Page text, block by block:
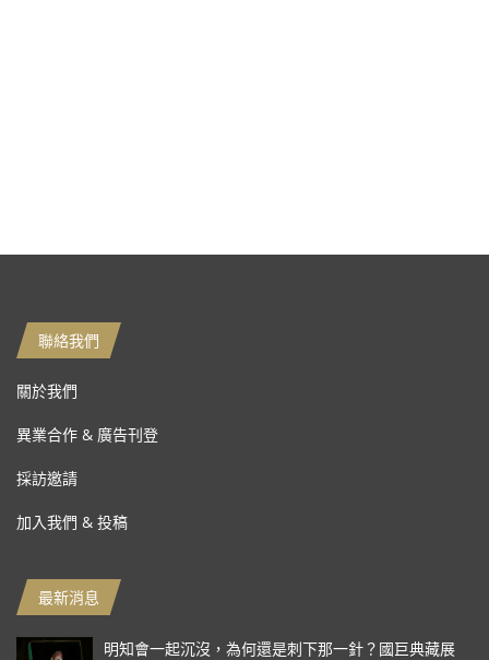
聯絡我們
關於我們
異業合作 & 廣告刊登
採訪邀請
加入我們 & 投稿
最新消息
明知會一起沉沒，為何還是刺下那一針？國巨典藏展